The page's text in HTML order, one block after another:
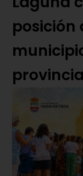
posición
provincia